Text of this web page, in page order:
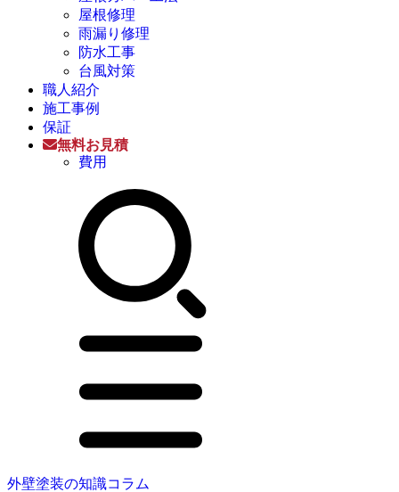
屋根修理
雨漏り修理
防水工事
台風対策
職人紹介
施工事例
保証
無料お見積
費用
外壁塗装の知識コラム